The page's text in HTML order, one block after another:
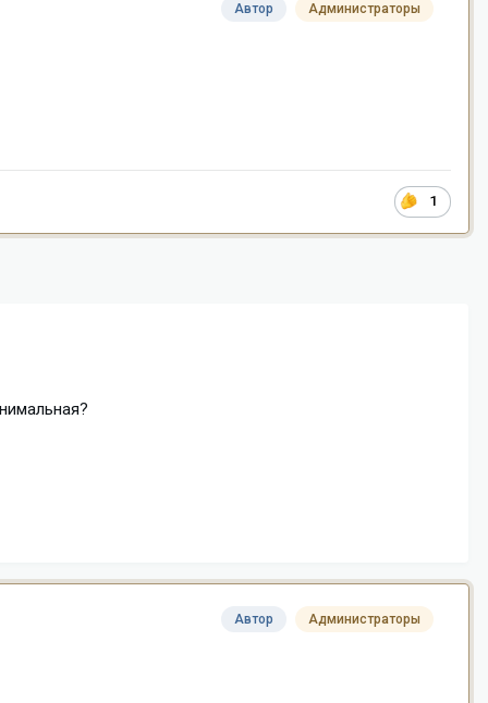
Автор Администраторы
1
Автор Администраторы